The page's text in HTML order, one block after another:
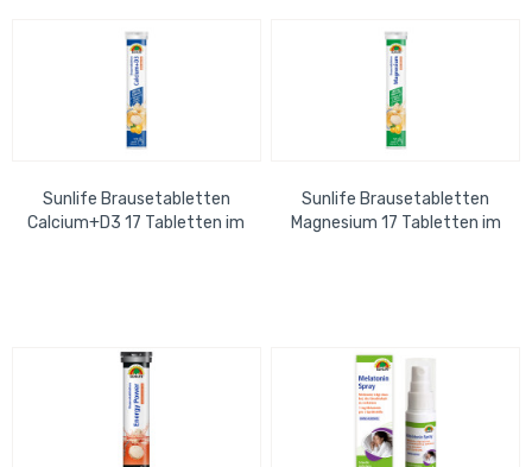
Sunlife Brausetabletten
Calcium+D3 17 Tabletten im
Sunlife Brausetabletten
Magnesium 17 Tabletten im